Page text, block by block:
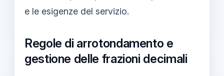
e le esigenze del servizio.
Regole di arrotondamento e
gestione delle frazioni decimali